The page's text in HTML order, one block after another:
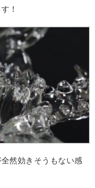
！
然効きそうもない感